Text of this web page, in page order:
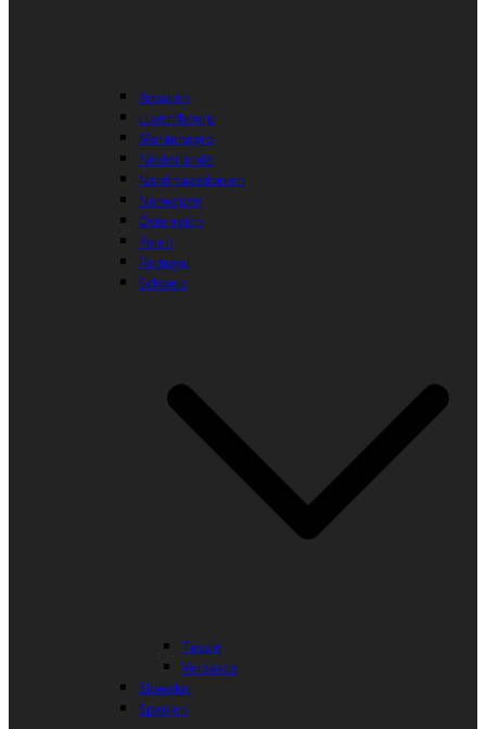
Kroatien
Luxembourg
Montenegro
Niederlande
Nordmazedonien
Norwegen
Österreich
Polen
Portugal
Schweiz
Tessin
Verzasca
Slowakei
Spanien